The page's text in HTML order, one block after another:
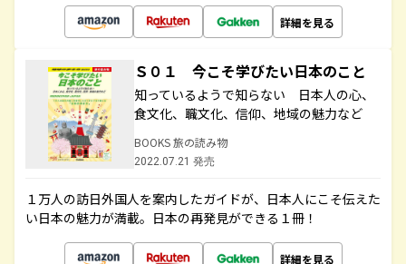
詳細を見る
Ｓ０１ 今こそ学びたい日本のこと
知っているようで知らない 日本人の心、
食文化、職文化、信仰、地域の魅力など
BOOKS 旅の読み物
2022.07.21 発売
１万人の訪日外国人を案内したガイドが、日本人にこそ伝えた
い日本の魅力が満載。日本の再発見ができる１冊！
詳細を見る